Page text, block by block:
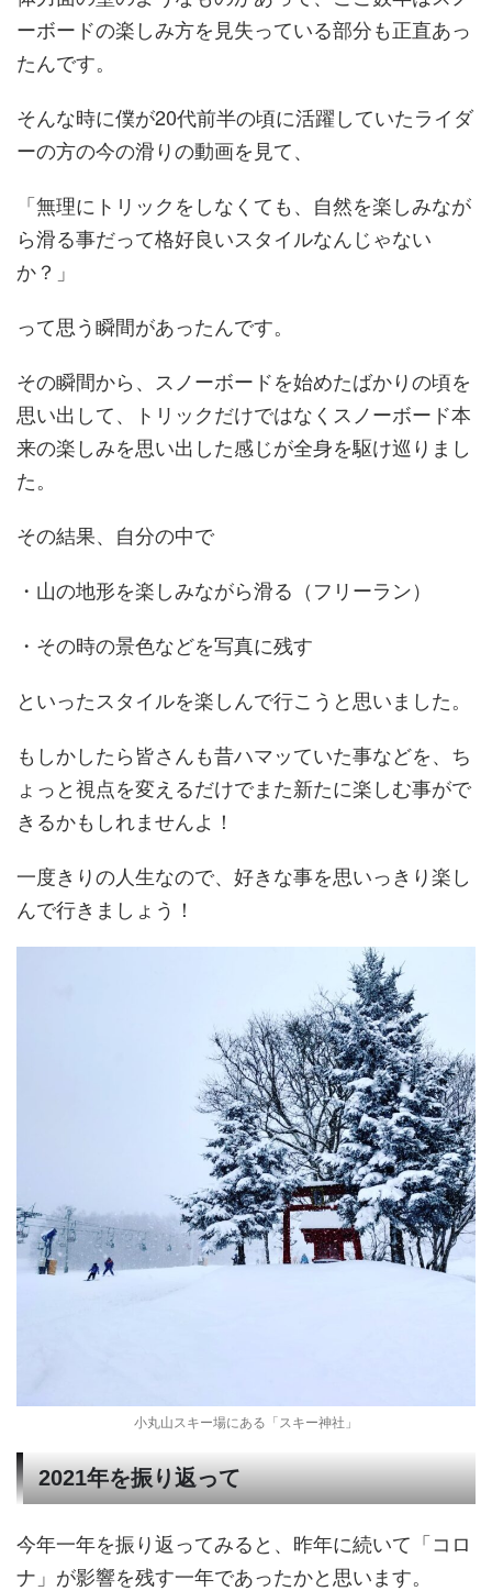
ーボードの楽しみ方を見失っている部分も正直あっ
たんです。
そんな時に僕が20代前半の頃に活躍していたライダ
ーの方の今の滑りの動画を見て、
「無理にトリックをしなくても、自然を楽しみなが
ら滑る事だって格好良いスタイルなんじゃない
か？」
って思う瞬間があったんです。
その瞬間から、スノーボードを始めたばかりの頃を
思い出して、トリックだけではなくスノーボード本
来の楽しみを思い出した感じが全身を駆け巡りまし
た。
その結果、自分の中で
・山の地形を楽しみながら滑る（フリーラン）
・その時の景色などを写真に残す
といったスタイルを楽しんで行こうと思いました。
もしかしたら皆さんも昔ハマッていた事などを、ち
ょっと視点を変えるだけでまた新たに楽しむ事がで
きるかもしれませんよ！
一度きりの人生なので、好きな事を思いっきり楽し
んで行きましょう！
小丸山スキー場にある「スキー神社」
2021年を振り返って
今年一年を振り返ってみると、昨年に続いて「コロ
ナ」が影響を残す一年であったかと思います。